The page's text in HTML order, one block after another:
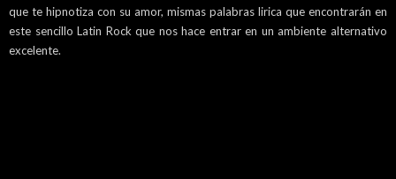
que te hipnotiza con su amor, mismas palabras lirica que encontrarán en
este sencillo Latin Rock que nos hace entrar en un ambiente alternativo
excelente.